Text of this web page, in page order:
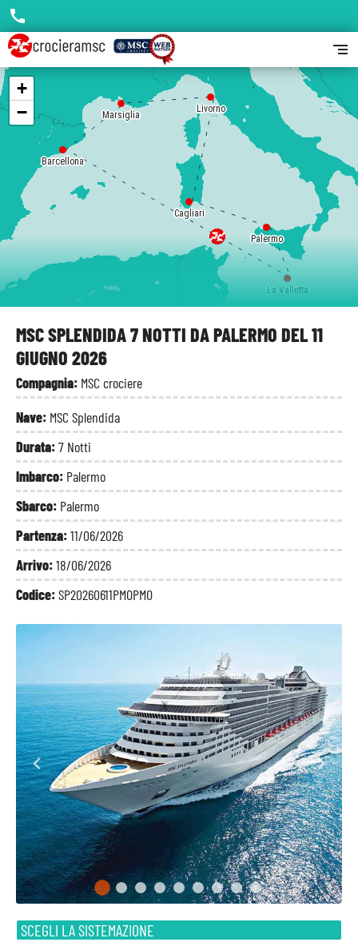
MSC SPLENDIDA 7 NOTTI DA PALERMO DEL 11
GIUGNO 2026
Compagnia: MSC crociere
Nave: MSC Splendida
Durata:7 Notti
Imbarco: Palermo
Sbarco: Palermo
Partenza:11/06/2026
Arrivo:18/06/2026
Codice:SP20260611PMOPMO
SCEGLI LA SISTEMAZIONE
Palermo
La Valletta
Barcellona
Marsiglia
Livorno
Cagliari
+
−
call
segment